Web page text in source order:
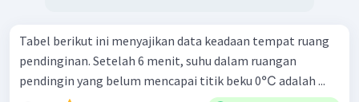
Tabel berikut ini menyajikan data keadaan tempat ruang
pendinginan. Setelah 6 menit, suhu dalam ruangan
pendingin yang belum mencapai titik beku 0℃ adalah ...